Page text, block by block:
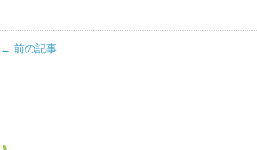
← 前の記事